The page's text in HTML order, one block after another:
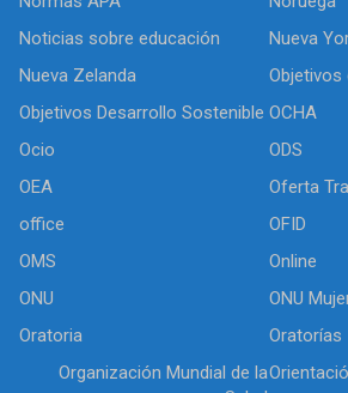
Noticias sobre educación
Nueva
Nueva Zelanda
Objetivos
Objetivos Desarrollo Sostenible OCHA
Ocio
ODS
OEA
Oferta
office
OFID
OMS
Online
ONU
ONU
Oratoria
Oratorías
Organización Mundial de la